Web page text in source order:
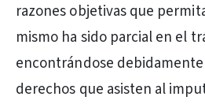
razones objetivas que
mismo ha sido parcial en el
encontrándose
derechos que asisten al